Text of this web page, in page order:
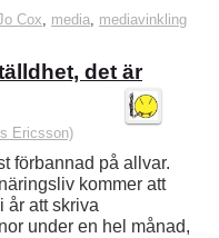
Cox media mediavinkling
det är
Ericsson)
förbannad på allvar.
kommer att
år att skriva
under en hel månad,